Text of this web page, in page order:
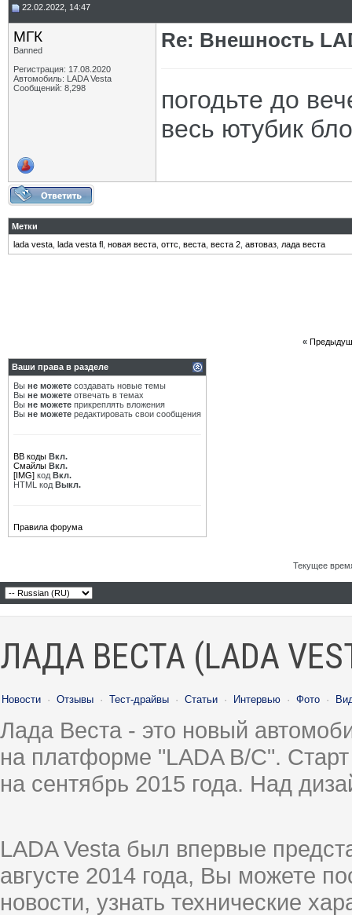
22.02.2022, 14:47
МГК
Banned
Регистрация: 17.08.2020
Автомобиль: LADA Vesta
Сообщений: 8,298
Re: Внешность
погодьте до
весь ютубик
Метки
lada vesta lada vesta fl новая веста оттс веста веста 2 автоваз лада веста
«
Ваши права в разделе
Вы не можете создавать новые темы
Вы не можете отвечать в темах
Вы не можете прикреплять вложения
Вы не можете редактировать свои сообщения
BB коды Вкл.
Смайлы Вкл.
[IMG] код Вкл.
HTML код Выкл.
Правила форума
Текущее
ЛАДА ВЕСТА (LADA
Новости · Отзывы · Тест-драйвы · Статьи · Интервью · Фото ·
Лада Веста - это новый
на платформе "LADA B/C".
на сентябрь 2015 года. Над
LADA Vesta был впервые
августе 2014 года, Вы можете
новости, узнать технические